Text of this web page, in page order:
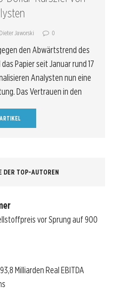
Dieter Jaworski 0
den Abwärtstrend des
Papier seit Januar rund 17
Analysten nun eine
Das Vertrauen in den
DER TOP-AUTOREN
vor Sprung auf 900
Milliarden Real EBITDA